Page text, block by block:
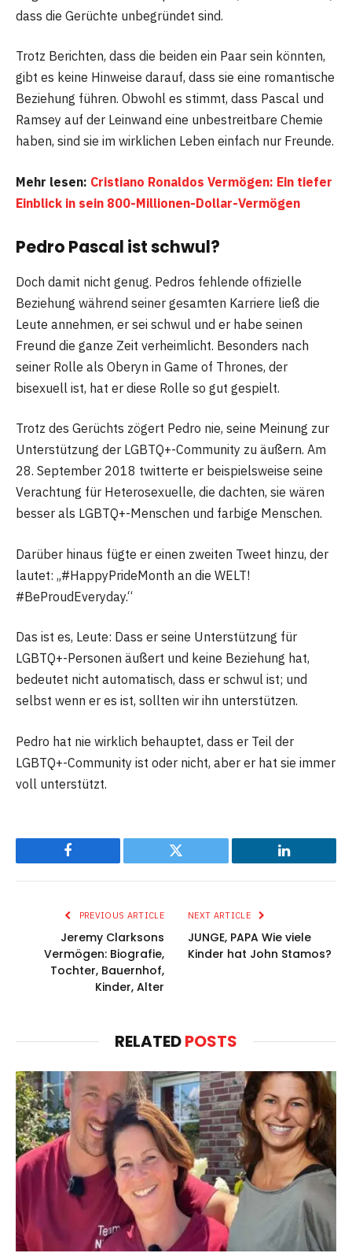
dass die Gerüchte unbegründet sind.
Trotz Berichten, dass die beiden ein Paar sein könnten,
gibt es keine Hinweise darauf, dass sie eine romantische
Beziehung führen. Obwohl es stimmt, dass Pascal und
Ramsey auf der Leinwand eine unbestreitbare Chemie
haben, sind sie im wirklichen Leben einfach nur Freunde.
Mehr lesen: Cristiano Ronaldos Vermögen: Ein tiefer
Einblick in sein 800-Millionen-Dollar-Vermögen
Pedro Pascal ist schwul?
Doch damit nicht genug. Pedros fehlende offizielle
Beziehung während seiner gesamten Karriere ließ die
Leute annehmen, er sei schwul und er habe seinen
Freund die ganze Zeit verheimlicht. Besonders nach
seiner Rolle als Oberyn in Game of Thrones, der
bisexuell ist, hat er diese Rolle so gut gespielt.
Trotz des Gerüchts zögert Pedro nie, seine Meinung zur
Unterstützung der LGBTQ+-Community zu äußern. Am
28. September 2018 twitterte er beispielsweise seine
Verachtung für Heterosexuelle, die dachten, sie wären
besser als LGBTQ+-Menschen und farbige Menschen.
Darüber hinaus fügte er einen zweiten Tweet hinzu, der
lautet: „#HappyPrideMonth an die WELT!
#BeProudEveryday.“
Das ist es, Leute: Dass er seine Unterstützung für
LGBTQ+-Personen äußert und keine Beziehung hat,
bedeutet nicht automatisch, dass er schwul ist; und
selbst wenn er es ist, sollten wir ihn unterstützen.
Pedro hat nie wirklich behauptet, dass er Teil der
LGBTQ+-Community ist oder nicht, aber er hat sie immer
voll unterstützt.
Facebook Twitter LinkedIn
PREVIOUS ARTICLE
Jeremy Clarksons
Vermögen: Biografie,
Tochter, Bauernhof,
Kinder, Alter
NEXT ARTICLE
JUNGE, PAPA Wie viele
Kinder hat John Stamos?
RELATEDPOSTS